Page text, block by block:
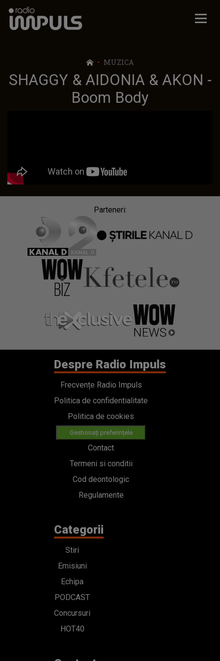
Radio Impuls
MUZICA
SHAGGY & AIDONIA & AKON -
Boom Body
Parteneri:
Despre Radio Impuls
Frecvențe Radio Impuls
Politica de confidentialitate
Politica de cookies
Gestionați preferințele
Contact
Termeni si conditii
Cod deontologic
Regulamente
Categorii
Stiri
Emisiuni
Echipa
PODCAST
Concursuri
HOT40